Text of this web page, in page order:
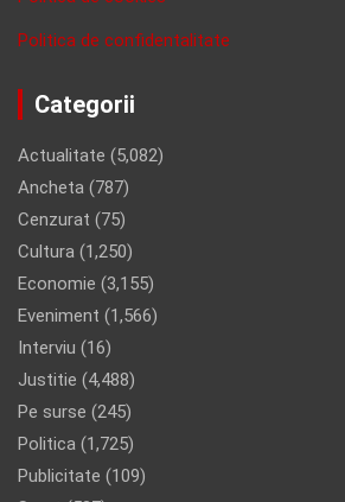
Politica de confidentalitate
Categorii
Actualitate (5,082)
Ancheta (787)
Cenzurat (75)
Cultura (1,250)
Economie (3,155)
Eveniment (1,566)
Interviu (16)
Justitie (4,488)
Pe surse (245)
Politica (1,725)
Publicitate (109)